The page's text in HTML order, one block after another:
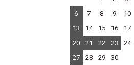
6
7 8 9 10
13
14 15 16 17
20
21 22 23 24
27
28 29 30